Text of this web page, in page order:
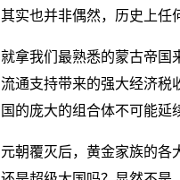
其实也并非偶然，历史上任
就拿我们最熟悉的蒙古帝国
流通支持带来的强大经济税
国的庞大的组合体不可能延
元朝覆灭后，黄金家族的各